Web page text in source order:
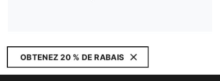
OBTENEZ 20 % DE RABAIS